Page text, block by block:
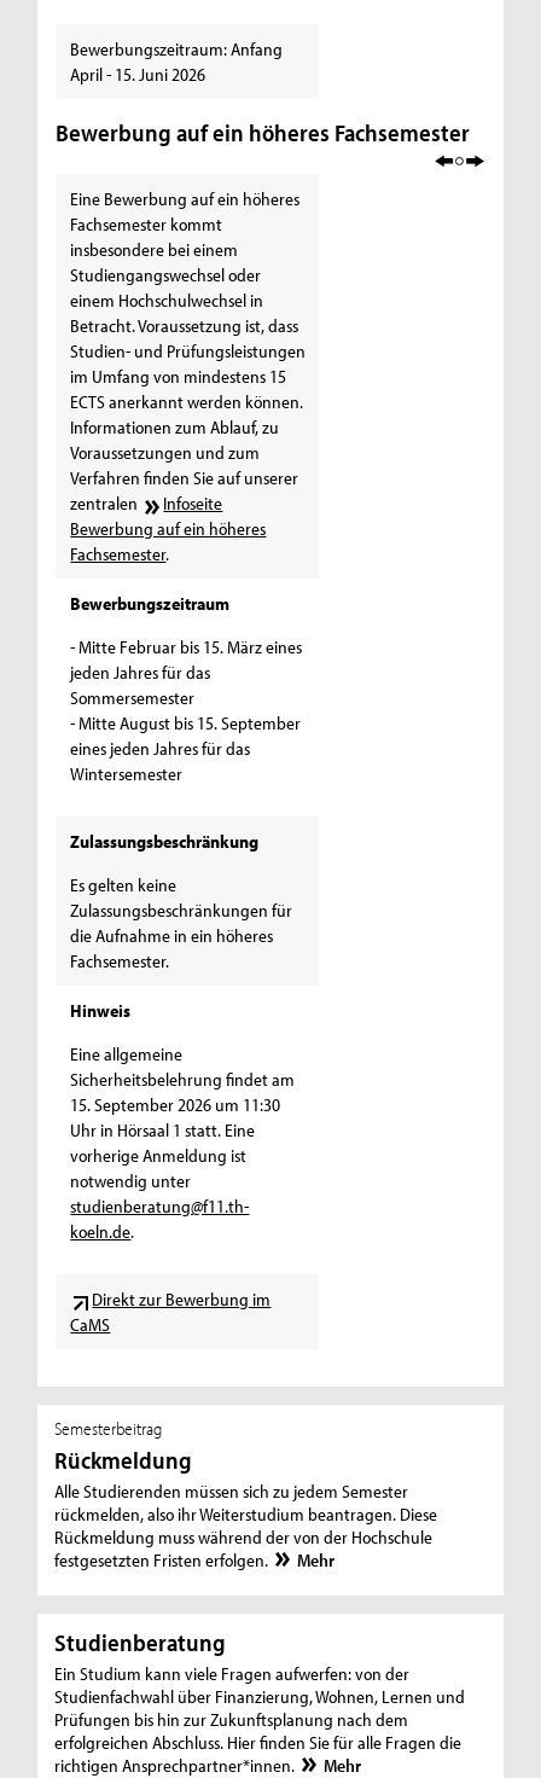
Bewerbungszeitraum: Anfang
April - 15. Juni 2026
Bewerbung auf ein höheres Fachsemester
Eine Bewerbung auf ein höheres
Fachsemester kommt
insbesondere bei einem
Studiengangswechsel oder
einem Hochschulwechsel in
Betracht. Voraussetzung ist, dass
Studien- und Prüfungsleistungen
im Umfang von mindestens 15
ECTS anerkannt werden können.
Informationen zum Ablauf, zu
Voraussetzungen und zum
Verfahren finden Sie auf unserer
zentralen
Infoseite
Bewerbung auf ein höheres
Fachsemester.
Bewerbungszeitraum
- Mitte Februar bis 15. März eines
jeden Jahres für das
Sommersemester
- Mitte August bis 15. September
eines jeden Jahres für das
Wintersemester
Zulassungsbeschränkung
Es gelten keine
Zulassungsbeschränkungen für
die Aufnahme in ein höheres
Fachsemester.
Hinweis
Eine allgemeine
Sicherheitsbelehrung findet am
15. September 2026 um 11:30
Uhr in Hörsaal 1 statt. Eine
vorherige Anmeldung ist
notwendig unter
studienberatung@f11.th-
koeln.de.
Direkt zur Bewerbung im
CaMS
Semesterbeitrag
Rückmeldung
Alle Studierenden müssen sich zu jedem Semester
rückmelden, also ihr Weiterstudium beantragen. Diese
Rückmeldung muss während der von der Hochschule
festgesetzten Fristen erfolgen.
Mehr
Studienberatung
Ein Studium kann viele Fragen aufwerfen: von der
Studienfachwahl über Finanzierung, Wohnen, Lernen und
Prüfungen bis hin zur Zukunftsplanung nach dem
erfolgreichen Abschluss. Hier finden Sie für alle Fragen die
richtigen Ansprechpartner*innen.
Mehr